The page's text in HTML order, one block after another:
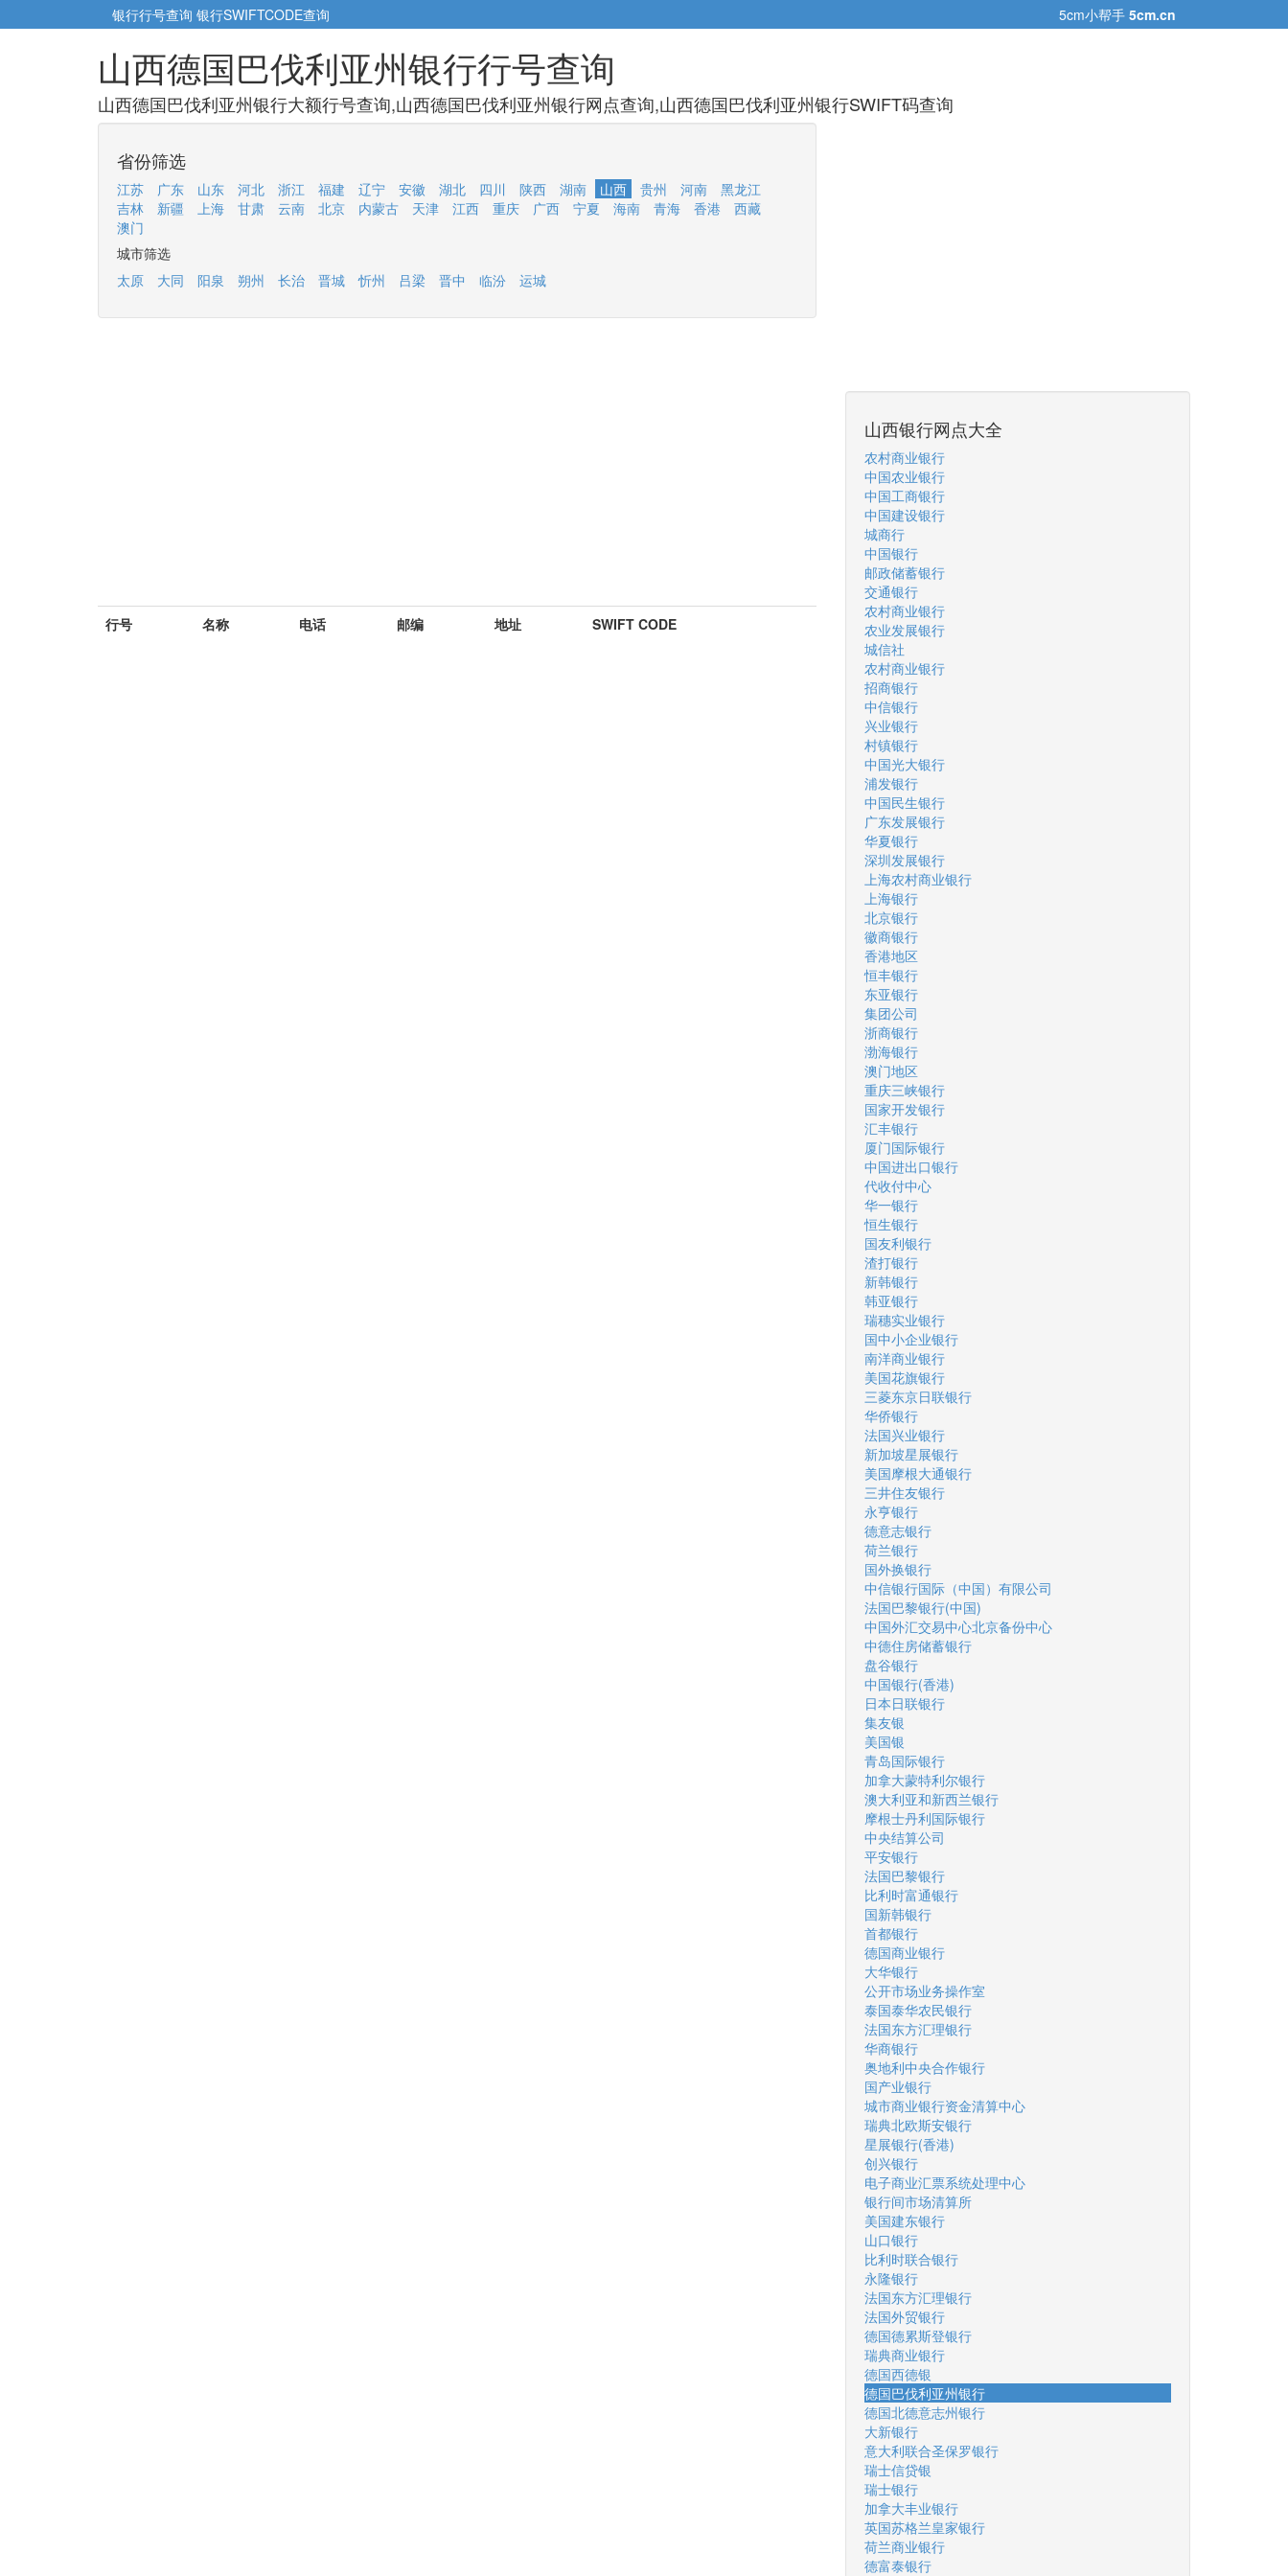
银行行号查询 银行SWIFTCODE查询 5cm小帮手 5cm.cn
山西德国巴伐利亚州银行行号查询
山西德国巴伐利亚州银行大额行号查询,山西德国巴伐利亚州银行网点查询,山西德国巴伐利亚州银行SWIFT码查询
省份筛选
江苏 广东 山东 河北 浙江 福建 辽宁 安徽 湖北 四川 陕西 湖南 山西 贵州 河南
黑龙江
吉林
新疆 上海 甘肃 云南 北京 内蒙古 天津 江西 重庆 广西 宁夏 海南 青海 香港
西藏
澳门
城市筛选
太原
大同 阳泉 朔州 长治 晋城 忻州 吕梁 晋中 临汾 运城
行号 名称 电话 邮编 地址 SWIFT CODE
山西银行网点大全
农村商业银行
中国农业银行
中国工商银行
中国建设银行
城商行
中国银行
邮政储蓄银行
交通银行
农村商业银行
农业发展银行
城信社
农村商业银行
招商银行
中信银行
兴业银行
村镇银行
中国光大银行
浦发银行
中国民生银行
广东发展银行
华夏银行
深圳发展银行
上海农村商业银行
上海银行
北京银行
徽商银行
香港地区
恒丰银行
东亚银行
集团公司
浙商银行
渤海银行
澳门地区
重庆三峡银行
国家开发银行
汇丰银行
厦门国际银行
中国进出口银行
代收付中心
华一银行
恒生银行
国友利银行
渣打银行
新韩银行
韩亚银行
瑞穗实业银行
国中小企业银行
南洋商业银行
美国花旗银行
三菱东京日联银行
华侨银行
法国兴业银行
新加坡星展银行
美国摩根大通银行
三井住友银行
永亨银行
德意志银行
荷兰银行
国外换银行
中信银行国际（中国）有限公司
法国巴黎银行(中国)
中国外汇交易中心北京备份中心
中德住房储蓄银行
盘谷银行
中国银行(香港)
日本日联银行
集友银
美国银
青岛国际银行
加拿大蒙特利尔银行
澳大利亚和新西兰银行
摩根士丹利国际银行
中央结算公司
平安银行
法国巴黎银行
比利时富通银行
国新韩银行
首都银行
德国商业银行
大华银行
公开市场业务操作室
泰国泰华农民银行
法国东方汇理银行
华商银行
奥地利中央合作银行
国产业银行
城市商业银行资金清算中心
瑞典北欧斯安银行
星展银行(香港)
创兴银行
电子商业汇票系统处理中心
银行间市场清算所
美国建东银行
山口银行
比利时联合银行
永隆银行
法国东方汇理银行
法国外贸银行
德国德累斯登银行
瑞典商业银行
德国西德银
德国巴伐利亚州银行
德国北德意志州银行
大新银行
意大利联合圣保罗银行
瑞士信贷银
瑞士银行
加拿大丰业银行
英国苏格兰皇家银行
荷兰商业银行
德富泰银行